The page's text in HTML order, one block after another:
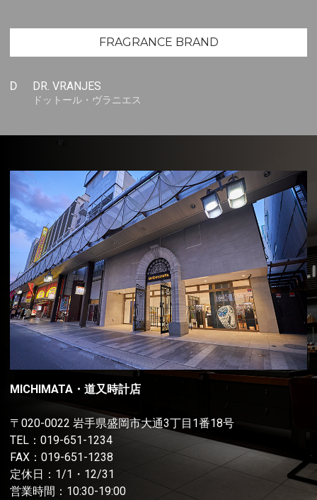
FRAGRANCE BRAND
D DR. VRANJES
ドットール・ヴラニエス
MICHIMATA・道又時計店
〒020-0022 岩手県盛岡市大通3丁目1番18号
TEL： 019-651-1234
FAX：019-651-1238
定休日：1/1・12/31
営業時間：10:30-19:00